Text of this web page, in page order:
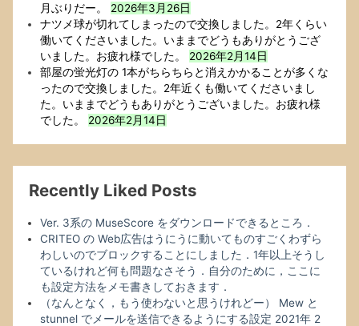
月ぶりだー。
2026年3月26日
ナツメ球が切れてしまったので交換しました。2年くらい
働いてくださいました。いままでどうもありがとうござ
いました。お疲れ様でした。
2026年2月14日
部屋の蛍光灯の 1本がちらちらと消えかかることが多くな
ったので交換しました。2年近くも働いてくださいまし
た。いままでどうもありがとうございました。お疲れ様
でした。
2026年2月14日
Recently Liked Posts
Ver. 3系の MuseScore をダウンロードできるところ．
CRITEO の Web広告はうにうに動いてものすごくわずら
わしいのでブロックすることにしました．1年以上そうし
ているけれど何も問題なさそう．自分のために，ここに
も設定方法をメモ書きしておきます．
（なんとなく，もう使わないと思うけれどー） Mew と
stunnel でメールを送信できるようにする設定 2021年 2